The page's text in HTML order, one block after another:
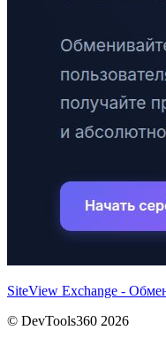
SiteView Exchange -
© DevTools360 2026